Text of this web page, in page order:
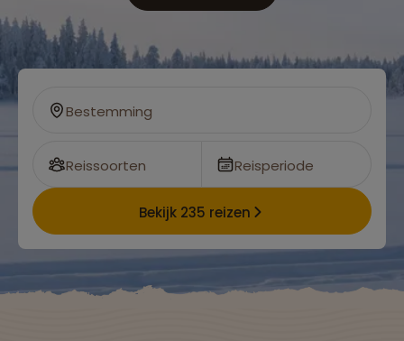
Bestemming
Reissoorten Reisperiode
Bekijk 235 reizen